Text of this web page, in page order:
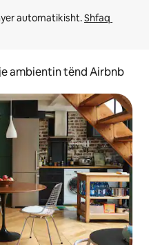
automatikisht. Shfaq
ambientin tënd Airbnb